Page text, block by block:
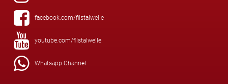
facebook.com/filstalwelle
youtube.com/filstalwelle
Whatsapp Channel